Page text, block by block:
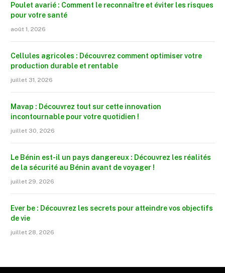
Poulet avarié : Comment le reconnaître et éviter les risques
pour votre santé
août 1, 2026
Cellules agricoles : Découvrez comment optimiser votre
production durable et rentable
juillet 31, 2026
Mavap : Découvrez tout sur cette innovation
incontournable pour votre quotidien !
juillet 30, 2026
Le Bénin est-il un pays dangereux : Découvrez les réalités
de la sécurité au Bénin avant de voyager !
juillet 29, 2026
Ever be : Découvrez les secrets pour atteindre vos objectifs
de vie
juillet 28, 2026